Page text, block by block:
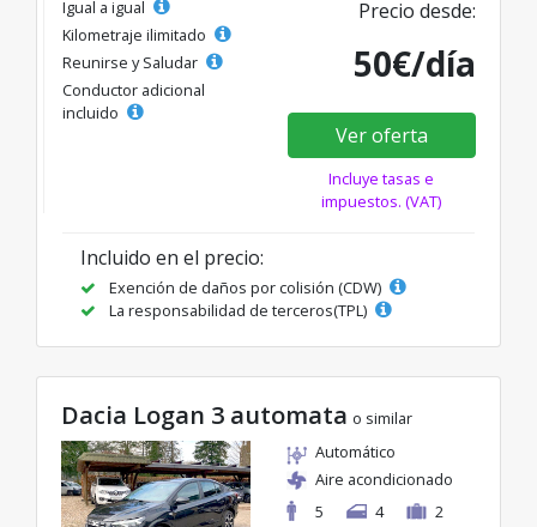
Igual a igual
Kilometraje ilimitado
Reunirse y Saludar
Conductor adicional
incluido
Precio desde:
50€/día
Ver oferta
Incluye tasas e
impuestos. (VAT)
Incluido en el precio:
Exención de daños por colisión (CDW)
La responsabilidad de terceros(TPL)
Dacia Logan 3 automata o similar
Automático
Aire acondicionado
5
4 2